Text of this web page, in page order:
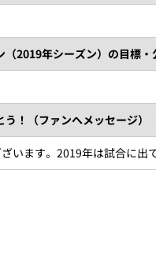
2019年シーズン）の目標・
！（ファンへメッセージ）
います。2019年は試合に出